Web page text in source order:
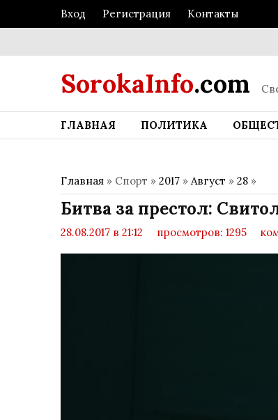
Вход Регистрация Контакты
SorokaInfo.com
ГЛАВНАЯ ПОЛИТИКА
Главная » Спорт » 2017 » Август » 28 »
Битва за престол:
28.08.2017 в 21:12 просмотров: 1295